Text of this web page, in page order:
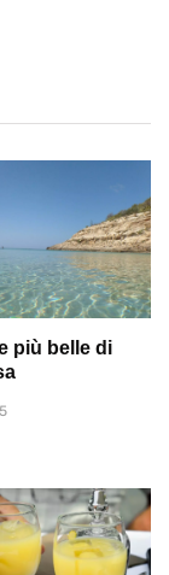
più belle di